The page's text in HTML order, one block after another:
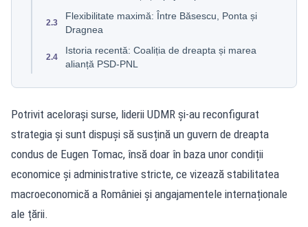
2.3
Flexibilitate maximă: Între Băsescu, Ponta și
Dragnea
2.4
Istoria recentă: Coaliția de dreapta și marea
alianță PSD-PNL
Potrivit acelorași surse, liderii UDMR și-au reconfigurat
strategia și sunt dispuși să susțină un guvern de dreapta
condus de Eugen Tomac, însă doar în baza unor condiții
economice și administrative stricte, ce vizează stabilitatea
macroeconomică a României și angajamentele internaționale
ale țării.